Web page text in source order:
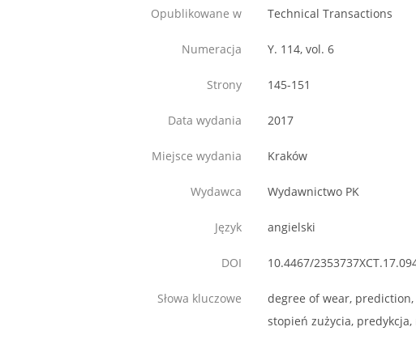
Opublikowane w Technical Transactions
Numeracja Y. 114, vol. 6
Strony 145-151
Data wydania 2017
Miejsce wydania Kraków
Wydawca Wydawnictwo PK
Język angielski
DOI 10.4467/
Słowa kluczowe
degree of wear,
stopień zużycia, predykcja,